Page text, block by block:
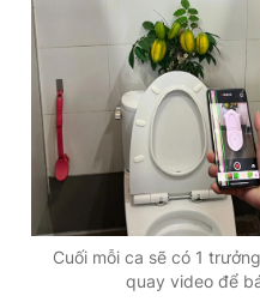
Cuối mỗi ca sẽ có 1
quay video để